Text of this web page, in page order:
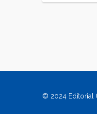
© 2024 Editorial